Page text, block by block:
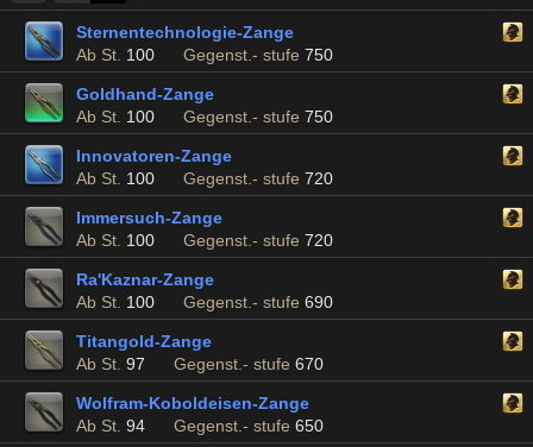
Sternentechnologie-Zange
Ab St. 100 Gegenst.- stufe 750
Goldhand-Zange
Ab St. 100 Gegenst.- stufe 750
Innovatoren-Zange
Ab St. 100 Gegenst.- stufe 720
Immersuch-Zange
Ab St. 100 Gegenst.- stufe 720
Ra'Kaznar-Zange
Ab St. 100 Gegenst.- stufe 690
Titangold-Zange
Ab St. 97 Gegenst.- stufe 670
Wolfram-Koboldeisen-Zange
Ab St. 94 Gegenst.- stufe 650